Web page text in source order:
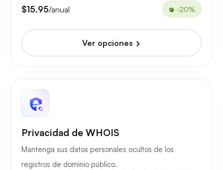
$15.95/anual -20%
Ver opciones
Privacidad de WHOIS
Mantenga sus datos personales ocultos de los
registros de dominio público.